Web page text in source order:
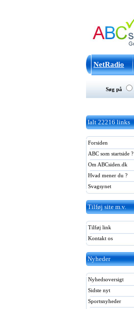
NetRadio
Søg på
Ialt 22216 links
Forsiden
ABC som startside ?
Om ABCsiden.dk
Hvad mener du ?
Svagsynet
Tilføj site m.v.
Tilføj link
Kontakt os
Nyheder
Nyhedsoversigt
Sidste nyt
Sportsnyheder